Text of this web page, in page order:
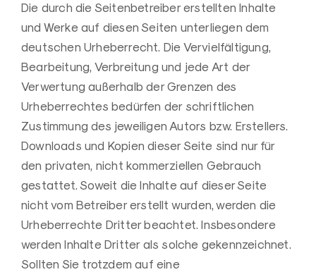
Die durch die Seitenbetreiber erstellten Inhalte
und Werke auf diesen Seiten unterliegen dem
deutschen Urheberrecht. Die Vervielfältigung,
Bearbeitung, Verbreitung und jede Art der
Verwertung außerhalb der Grenzen des
Urheberrechtes bedürfen der schriftlichen
Zustimmung des jeweiligen Autors bzw. Erstellers.
Downloads und Kopien dieser Seite sind nur für
den privaten, nicht kommerziellen Gebrauch
gestattet. Soweit die Inhalte auf dieser Seite
nicht vom Betreiber erstellt wurden, werden die
Urheberrechte Dritter beachtet. Insbesondere
werden Inhalte Dritter als solche gekennzeichnet.
Sollten Sie trotzdem auf eine